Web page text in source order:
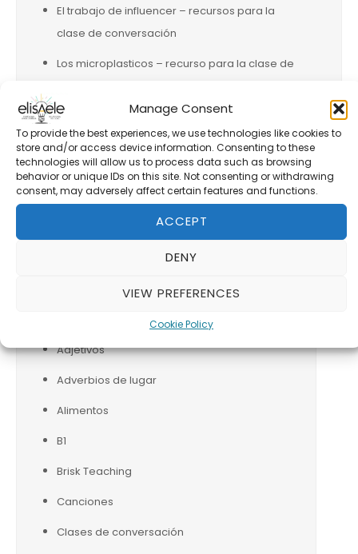
Manage Consent
To provide the best experiences, we use technologies like cookies to
store and/or access device information. Consenting to these
technologies will allow us to process data such as browsing
behavior or unique IDs on this site. Not consenting or withdrawing
consent, may adversely affect certain features and functions.
ACCEPT
DENY
VIEW PREFERENCES
Cookie Policy
El trabajo de influencer – recursos para la
clase de conversación
Los microplasticos – recurso para la clase de
Comida vegana que parece y sabe a carne –
Recurso para la clase de conversación ELE
CATEGORIAS
Adjetivos
Adverbios de lugar
Alimentos
B1
Brisk Teaching
Canciones
Clases de conversación